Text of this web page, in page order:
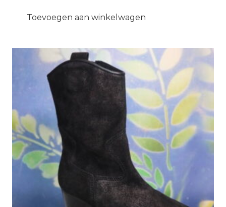
Toevoegen aan winkelwagen